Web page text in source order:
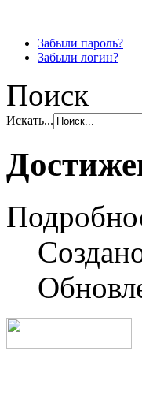
Забыли пароль?
Забыли логин?
Поиск
Искать...